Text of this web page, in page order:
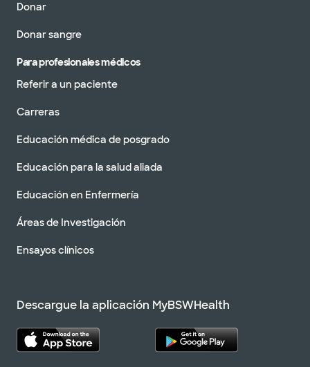
Donar
Donar sangre
Para profesionales médicos
Referir a un paciente
Carreras
Educación médica de posgrado
Educación para la salud aliada
Educación en Enfermería
Áreas de Investigación
Ensayos clínicos
Descargue la aplicación MyBSWHealth